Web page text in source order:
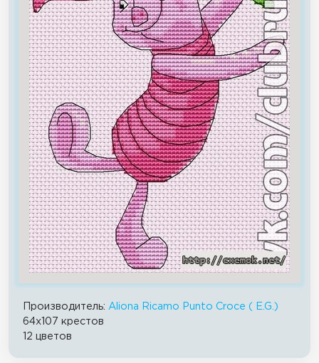
Производитель: Aliona Ricamo Punto Croce ( E.G.)
64x107 крестов
12 цветов